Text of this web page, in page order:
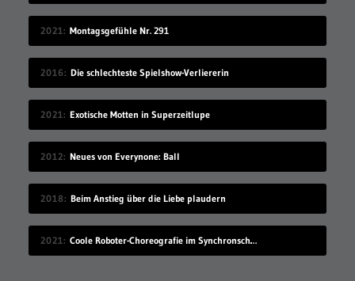
2021 Montagsgefühle Nr. 291
2016 Die schlechteste Spielshow-Verliererin
2021 Exotische Motten in Superzeitlupe
2012 Neues von Everynone: Ball
2018 Beim Anstieg über die Liebe plaudern
2021 Coole Roboter-Choreografie im Synchronschwimmen